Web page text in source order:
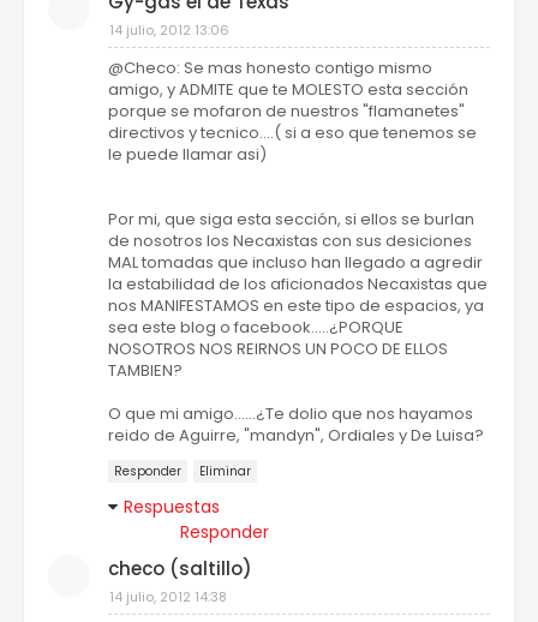
14 julio, 2012 13:06
@Checo: Se mas honesto contigo mismo
amigo, y ADMITE que te MOLESTO esta sección
porque se mofaron de nuestros "flamanetes"
directivos y tecnico....( si a eso que tenemos se
le puede llamar asi)
Por mi, que siga esta sección, si ellos se burlan
de nosotros los Necaxistas con sus desiciones
MAL tomadas que incluso han llegado a agredir
la estabilidad de los aficionados Necaxistas que
nos MANIFESTAMOS en este tipo de espacios, ya
sea este blog o facebook.....¿PORQUE
NOSOTROS NOS REIRNOS UN POCO DE ELLOS
TAMBIEN?
O que mi amigo......¿Te dolio que nos hayamos
reido de Aguirre, "mandyn", Ordiales y De Luisa?
Responder Eliminar
Respuestas
Responder
checo (saltillo)
14 julio, 2012 14:38